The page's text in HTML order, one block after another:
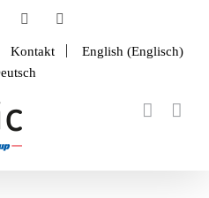
LinkedInInstagram
Kontakt English (Englisch)